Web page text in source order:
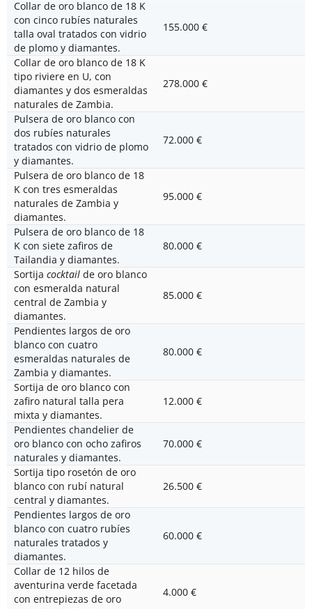
Collar de oro blanco de 18 K
con cinco rubíes naturales
talla oval tratados con vidrio
de plomo y diamantes.
155.000 €
Collar de oro blanco de 18 K
tipo riviere en U, con
diamantes y dos esmeraldas
naturales de Zambia.
278.000 €
Pulsera de oro blanco con
dos rubíes naturales
tratados con vidrio de plomo
y diamantes.
72.000 €
Pulsera de oro blanco de 18
K con tres esmeraldas
naturales de Zambia y
diamantes.
95.000 €
Pulsera de oro blanco de 18
K con siete zafiros de
Tailandia y diamantes.
80.000 €
Sortija cocktail de oro blanco
con esmeralda natural
central de Zambia y
diamantes.
85.000 €
Pendientes largos de oro
blanco con cuatro
esmeraldas naturales de
Zambia y diamantes.
80.000 €
Sortija de oro blanco con
zafiro natural talla pera
mixta y diamantes.
12.000 €
Pendientes chandelier de
oro blanco con ocho zafiros
naturales y diamantes.
70.000 €
Sortija tipo rosetón de oro
blanco con rubí natural
central y diamantes.
26.500 €
Pendientes largos de oro
blanco con cuatro rubíes
naturales tratados y
diamantes.
60.000 €
Collar de 12 hilos de
aventurina verde facetada
con entrepiezas de oro
4.000 €